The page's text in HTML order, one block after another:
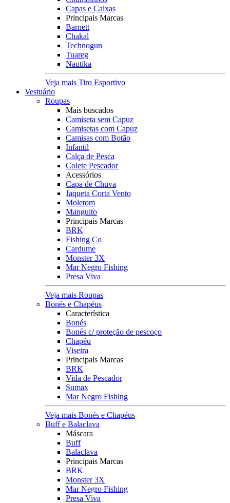
Capas e Caixas
Principais Marcas
Barnett
Chakal
Technogun
Tuareg
Nautika
Veja mais Tiro Esportivo
Vestuário
Roupas
Mais buscados
Camiseta sem Capuz
Camisetas com Capuz
Camisas com Botão
Infantil
Calça de Pesca
Colete Pescador
Acessórios
Capa de Chuva
Jaqueta Corta Vento
Moletom
Manguito
Principais Marcas
BRK
Fishing Co
Cardume
Monster 3X
Mar Negro Fishing
Presa Viva
Veja mais Roupas
Bonés e Chapéus
Característica
Bonés
Bonés c/ proteção de pescoço
Chapéu
Viseira
Principais Marcas
BRK
Vida de Pescador
Sumax
Mar Negro Fishing
Veja mais Bonés e Chapéus
Buff e Balaclava
Máscara
Buff
Balaclava
Principais Marcas
BRK
Monster 3X
Mar Negro Fishing
Presa Viva